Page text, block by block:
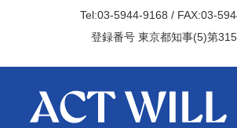
Tel:03-5944-9168 / FAX:03-
登録番号 東京都知事(5)第